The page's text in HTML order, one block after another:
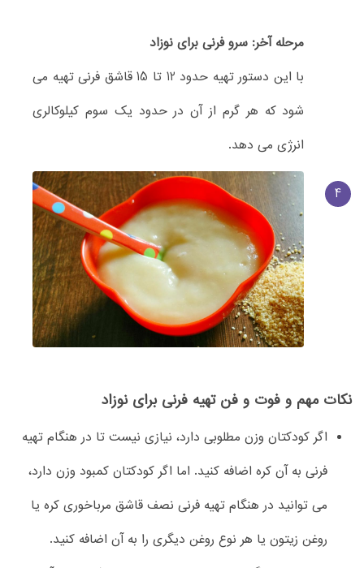
4
مرحله آخر: سرو فرنی برای نوزاد
با این دستور تهیه حدود 12 تا 15 قاشق فرنی تهیه می
شود که هر گرم از آن در حدود یک سوم کیلوکالری
انرژی می دهد.
نکات مهم و فوت و فن تهیه فرنی برای نوزاد
اگر کودکتان وزن مطلوبی دارد، نیازی نیست تا در هنگام تهیه
فرنی به آن کره اضافه کنید. اما اگر کودکتان کمبود وزن دارد،
می توانید در هنگام تهیه فرنی نصف قاشق مرباخوری کره یا
روغن زیتون یا هر نوع روغن دیگری را به آن اضافه کنید.